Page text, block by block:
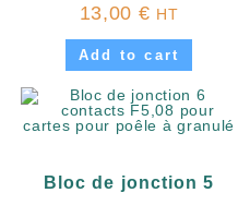
13,00 € HT
Add to cart
Bloc de jonction 5